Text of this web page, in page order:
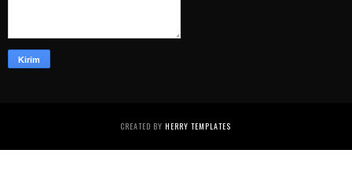
CREATED BYHERRY TEMPLATES